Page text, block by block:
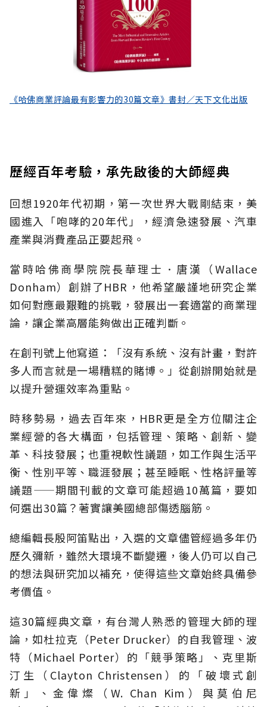
《哈佛商業評論最有影響力的30篇文章》書封／天下文化出版
歷經百年考驗，承先啟後的大師經典
回想1920年代初期，第一次世界大戰剛結束，美
國進入「咆哮的20年代」，經濟急速發展、汽車
產業與消費產品正要起飛。
當時哈佛商學院院長華理士．唐漢（Wallace
Donham）創辦了HBR，他希望嚴謹地研究企業
如何對應最艱難的挑戰，發展出一套適當的商業理
論，讓企業高層能夠做出正確判斷。
在創刊號上他寫道：「沒有系統、沒有計畫，對許
多人而言就是一場糟糕的賭博。」從創辦開始就是
以提升營運效率為重點。
時移勢易，過去百年來，HBR更是全方位關注企
業經營的各大構面，包括管理、策略、創新、變
革、科技發展；也重視軟性議題，如工作與生活平
衡、性別平等、職涯發展；甚至睡眠、性格評量等
議題——期間刊載的文章可能超過10萬篇，要如
何選出30篇？著實讓美國總部傷透腦筋。
總編輯長殷阿笛點出，入選的文章儘管經過多年仍
歷久彌新，雖然大環境不斷變遷，後人仍可以自己
的想法與研究加以補充，使得這些文章始終具備參
考價值。
這30篇經典文章，有台灣人熟悉的管理大師的理
論，如杜拉克（Peter Drucker）的自我管理、波
特（Michael Porter）的「競爭策略」、克里斯
汀生（Clayton Christensen）的「破壞式創
新」、金偉燦（W. Chan Kim）與莫伯尼